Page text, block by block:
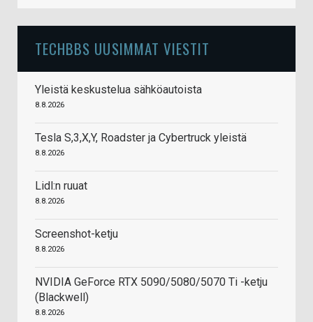
TECHBBS UUSIMMAT VIESTIT
Yleistä keskustelua sähköautoista
8.8.2026
Tesla S,3,X,Y, Roadster ja Cybertruck yleistä
8.8.2026
Lidl:n ruuat
8.8.2026
Screenshot-ketju
8.8.2026
NVIDIA GeForce RTX 5090/5080/5070 Ti -ketju
(Blackwell)
8.8.2026